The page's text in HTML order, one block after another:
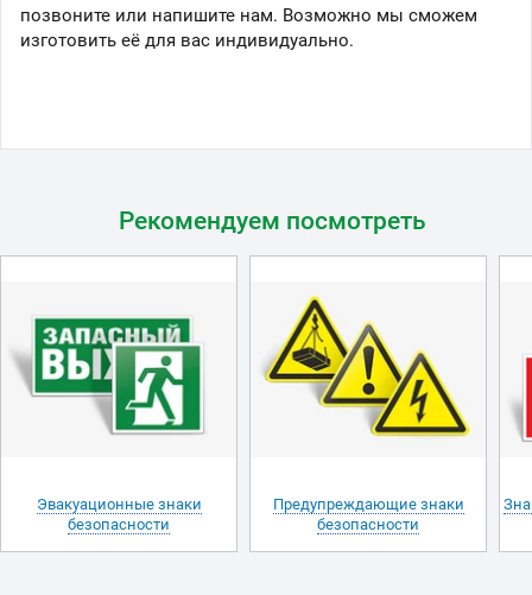
позвоните или напишите нам. Возможно мы сможем
изготовить её для вас индивидуально.
Рекомендуем посмотреть
Эвакуационные знаки
безопасности
Предупреждающие знаки
безопасности